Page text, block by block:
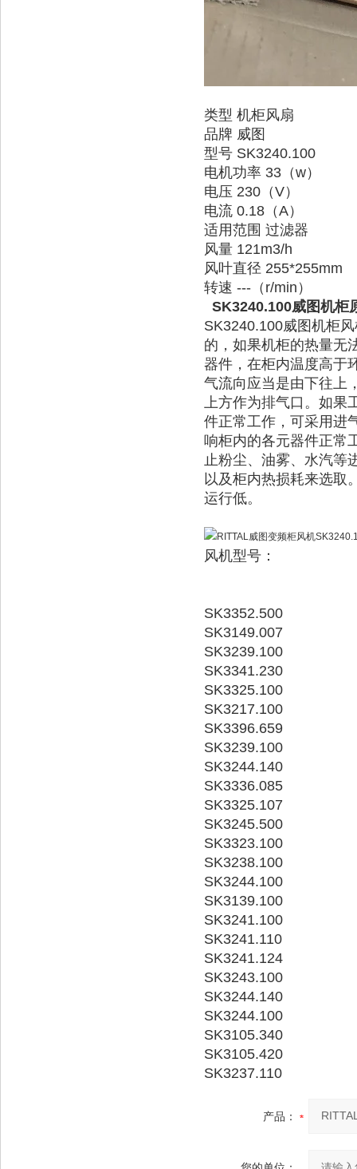
类型 机柜风扇
品牌 威图
型号 SK3240.100
电机功率 33（w）
电压 230（V）
电流 0.18（A）
适用范围 过滤器
风量 121m3/h
风叶直径 255*255mm
转速 ---（r/min）
SK3240.100威图机柜
SK3240.100威图机柜
的，如果机柜的热量无
器件，在柜内温度高于
气流向应当是由下往上
上方作为排气口。如果
件正常工作，可采用进
响柜内的各元器件正常
止粉尘、油雾、水汽等
以及柜内热损耗来选取
运行低。
风机型号：
SK3352.500
SK3149.007
SK3239.100
SK3341.230
SK3325.100
SK3217.100
SK3396.659
SK3239.100
SK3244.140
SK3336.085
SK3325.107
SK3245.500
SK3323.100
SK3238.100
SK3244.100
SK3139.100
SK3241.100
SK3241.110
SK3241.124
SK3243.100
SK3244.140
SK3244.100
SK3105.340
SK3105.420
SK3237.110
产品：